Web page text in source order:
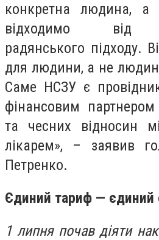
конкретна людина,
відходимо від
радянського підходу.
для людини, а не
Саме НСЗУ є
фінансовим
та чесних відносин
лікарем», – заявив
Петренко.
Єдиний тариф — єдиний
1 липня почав діяти